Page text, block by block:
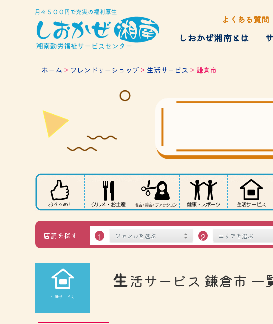
よくある質問
しおかぜ湘南とは
給付金
ホーム > フレンドリーショップ> 生活サービス > 鎌倉市
店舗を探す １ ２
生活サービス
生活サービス 鎌倉市 一